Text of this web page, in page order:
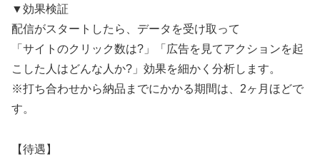
▼効果検証
配信がスタートしたら、データを受け取って
「サイトのクリック数は?」「広告を見てアクションを起
こした人はどんな人か?」効果を細かく分析します。
※打ち合わせから納品までにかかる期間は、2ヶ月ほどで
す。
【待遇】